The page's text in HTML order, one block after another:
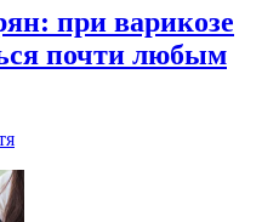
при варикозе
почти любым